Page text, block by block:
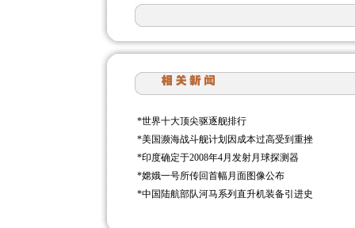
*世界十大顶尖驱逐舰排行
*美国濒海战斗舰计划因成本过高受到重挫
*印度确定于2008年4月发射月球探测器
*嫦娥一号所传回首幅月面图像公布
*中国陆航部队河马系列直升机装备引进史